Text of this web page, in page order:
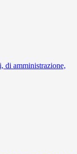
di amministrazione,